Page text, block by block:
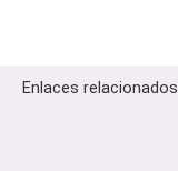
Enlaces relacionados